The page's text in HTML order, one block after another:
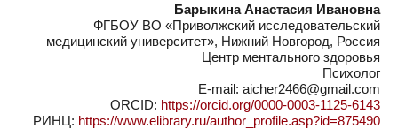
Барыкина Анастасия Ивановна
ФГБОУ ВО «Приволжский исследовательский
медицинский университет», Нижний Новгород, Россия
Центр ментального здоровья
Психолог
E-mail: aicher2466@gmail.com
ORCID: https://orcid.org/0000-0003-1125-6143
РИНЦ: https://www.elibrary.ru/author_profile.asp?id=875490